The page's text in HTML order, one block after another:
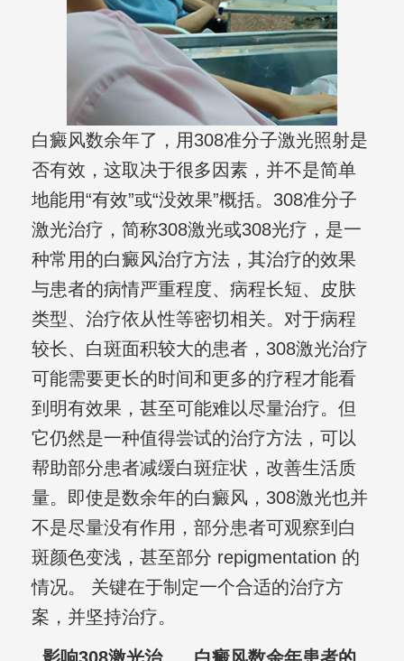
白癜风数余年了，用308准分子激光照射是
否有效，这取决于很多因素，并不是简单
地能用“有效”或“没效果”概括。308准分子
激光治疗，简称308激光或308光疗，是一
种常用的白癜风治疗方法，其治疗的效果
与患者的病情严重程度、病程长短、皮肤
类型、治疗依从性等密切相关。对于病程
较长、白斑面积较大的患者，308激光治疗
可能需要更长的时间和更多的疗程才能看
到明有效果，甚至可能难以尽量治疗。但
它仍然是一种值得尝试的治疗方法，可以
帮助部分患者减缓白斑症状，改善生活质
量。即使是数余年的白癜风，308激光也并
不是尽量没有作用，部分患者可观察到白
斑颜色变浅，甚至部分 repigmentation 的
情况。 关键在于制定一个合适的治疗方
案，并坚持治疗。